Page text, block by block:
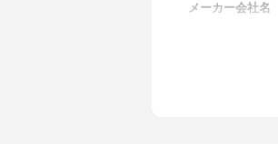
メーカー会社名